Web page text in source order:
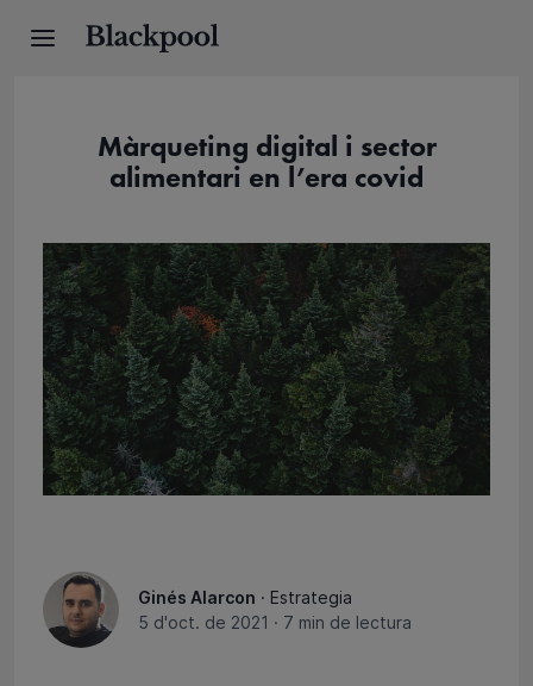
Màrqueting digital i sector
alimentari en l’era covid
Ginés Alarcon · Estrategia
5 d'oct. de 2021 · 7 min de lectura